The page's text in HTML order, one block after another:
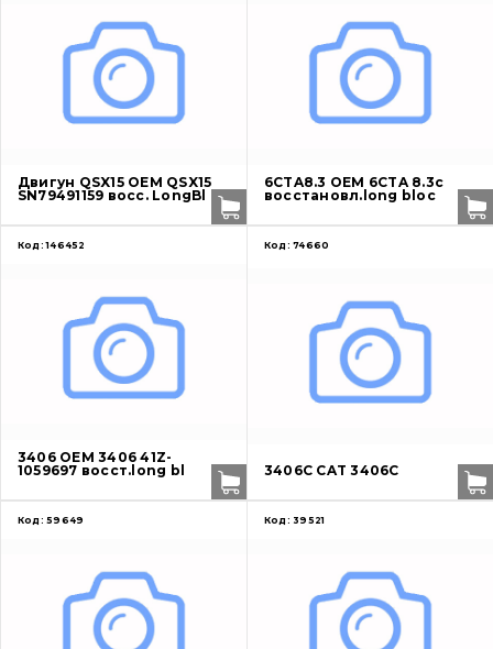
Двигун QSX15 OEM QSX15
SN79491159 восс. LongBl
6CTA8.3 OEM 6CTA 8.3c
восстановл.long bloc
Код: 146452
3406 OEM 3406 41Z-
1059697 восст.long bl
Код: 74660
3406C CAT 3406C
Код: 59649 Код: 39521